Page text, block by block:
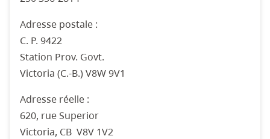
Adresse postale :
C. P. 9422
Station Prov. Govt.
Victoria (C.-B.) V8W 9V1
Adresse réelle :
620, rue Superior
Victoria, CB V8V 1V2